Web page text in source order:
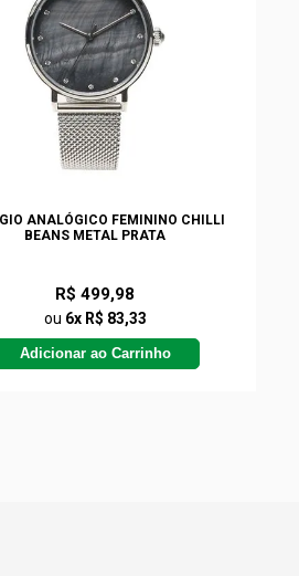
ANALÓGICO FEMININO CHILLI
BEANS METAL PRATA
R$ 499,98
ou 6x R$ 83,33
Adicionar ao Carrinho